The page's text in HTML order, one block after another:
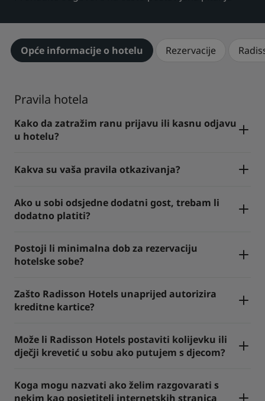
Povezani brendovi u Kini
J.
Kunlun Golden Tulip
Posjetite naš blog
Opće informacije o hotelu Rezervacije
Pravila hotela
Kako da zatražim ranu prijavu ili kasnu odjavu
u hotelu?
Kakva su vaša pravila otkazivanja?
Ako u sobi odsjedne dodatni gost, trebam li
dodatno platiti?
Postoji li minimalna dob za rezervaciju
hotelske sobe?
Zašto Radisson Hotels unaprijed autorizira
kreditne kartice?
Može li Radisson Hotels postaviti kolijevku ili
dječji krevetić u sobu ako putujem s djecom?
Koga mogu nazvati ako želim razgovarati s
nekim kao posjetitelj internetskih stranica